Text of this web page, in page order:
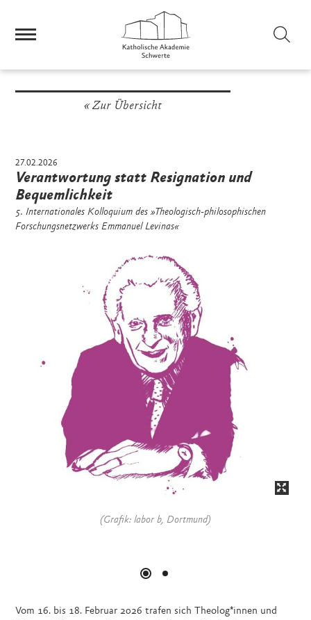
Zur Übersicht
27.02.2026
Verantwortung statt Resignation und
Bequemlichkeit
5. Internationales Kolloquium des »Theologisch-philosophischen
Forschungsnetzwerks Emmanuel Levinas«
(Grafik: labor b, Dortmund)
Vom 16. bis 18. Februar 2026 trafen sich Theolog*innen und